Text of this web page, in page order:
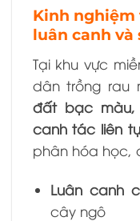
Kinh nghiệm
luân canh và
Tại khu vực
dân trồng rau
đất bạc màu,
canh tác liên
phân hóa học,
Luân canh
cây ngô